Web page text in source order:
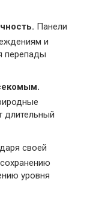
Панели
и
перепады
длительный
своей
уровня